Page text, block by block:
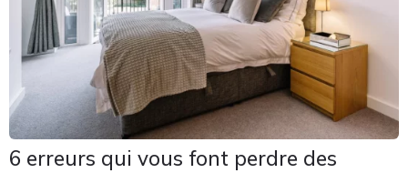
6 erreurs qui vous font perdre des